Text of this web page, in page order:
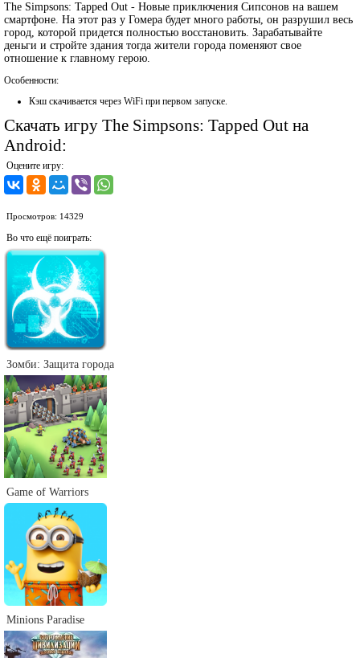
The Simpsons: Tapped Out - Новые приключения Сипсонов на вашем
смартфоне. На этот раз у Гомера будет много работы, он разрушил весь
город, которой придется полностью восстановить. Зарабатывайте
деньги и стройте здания тогда жители города поменяют свое
отношение к главному герою.
Особенности:
Кэш скачивается через WiFi при первом запуске.
Скачать игру The Simpsons: Tapped Out на
Android:
Оцените игру:
Просмотров: 14329
Во что ещё поиграть:
Зомби: Защита города
Game of Warriors
Minions Paradise